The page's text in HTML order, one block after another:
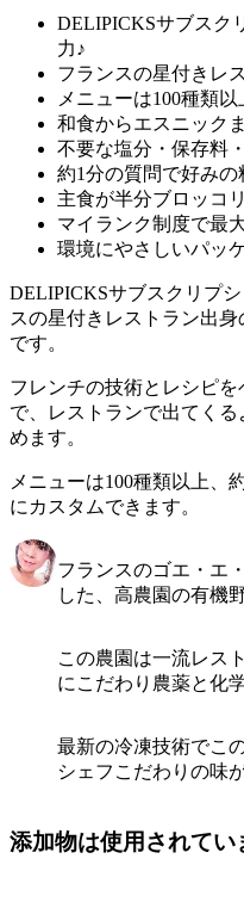
DELIPICKSサブスク
力♪
フランスの星付きレ
メニューは100種類以
和食からエスニック
不要な塩分・保存料
約1分の質問で好み
主食が半分ブロッコ
マイランク制度で最
環境にやさしいパッ
DELIPICKSサブスクリプ
スの星付きレストラン出
です。
フレンチの技術とレシピ
で、レストランで出てく
めます。
メニューは100種類以上、
にカスタムできます。
フランスのゴエ・エ
した、高農園の有機
この農園は一流レス
にこだわり農薬と化
最新の冷凍技術でこ
シェフこだわりの味
添加物は使用されてい